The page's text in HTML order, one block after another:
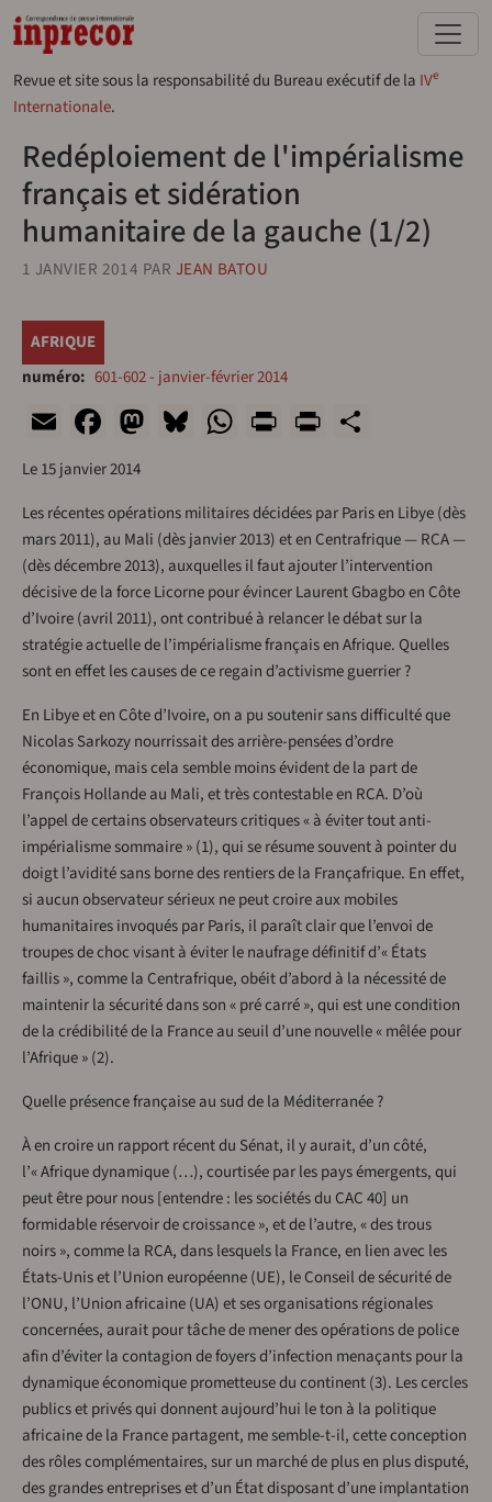
Aller au contenu principal
Revue et site sous la responsabilité du Bureau exécutif de la IVe
Internationale.
Redéploiement de l'impérialisme
français et sidération
humanitaire de la gauche (1/2)
1 JANVIER 2014 PAR JEAN BATOU
AFRIQUE
numéro
601-602 - janvier-février 2014
EmailFacebook
Mastodon
Bluesky
WhatsApp
Print
Le 15 janvier 2014
Les récentes opérations militaires décidées par Paris en Libye (dès
mars 2011), au Mali (dès janvier 2013) et en Centrafrique — RCA —
(dès décembre 2013), auxquelles il faut ajouter l’intervention
décisive de la force Licorne pour évincer Laurent Gbagbo en Côte
d’Ivoire (avril 2011), ont contribué à relancer le débat sur la
stratégie actuelle de l’impérialisme français en Afrique. Quelles
sont en effet les causes de ce regain d’activisme guerrier ?
En Libye et en Côte d’Ivoire, on a pu soutenir sans difficulté que
Nicolas Sarkozy nourrissait des arrière-pensées d’ordre
économique, mais cela semble moins évident de la part de
François Hollande au Mali, et très contestable en RCA. D’où
l’appel de certains observateurs critiques « à éviter tout anti-
impérialisme sommaire » (1), qui se résume souvent à pointer du
doigt l’avidité sans borne des rentiers de la Françafrique. En effet,
si aucun observateur sérieux ne peut croire aux mobiles
humanitaires invoqués par Paris, il paraît clair que l’envoi de
troupes de choc visant à éviter le naufrage définitif d’« États
faillis », comme la Centrafrique, obéit d’abord à la nécessité de
maintenir la sécurité dans son « pré carré », qui est une condition
de la crédibilité de la France au seuil d’une nouvelle « mêlée pour
l’Afrique » (2).
Quelle présence française au sud de la Méditerranée ?
À en croire un rapport récent du Sénat, il y aurait, d’un côté,
l’« Afrique dynamique (…), courtisée par les pays émergents, qui
peut être pour nous [entendre : les sociétés du CAC 40] un
formidable réservoir de croissance », et de l’autre, « des trous
noirs », comme la RCA, dans lesquels la France, en lien avec les
États-Unis et l’Union européenne (UE), le Conseil de sécurité de
l’ONU, l’Union africaine (UA) et ses organisations régionales
concernées, aurait pour tâche de mener des opérations de police
afin d’éviter la contagion de foyers d’infection menaçants pour la
dynamique économique prometteuse du continent (3). Les cercles
publics et privés qui donnent aujourd’hui le ton à la politique
africaine de la France partagent, me semble-t-il, cette conception
des rôles complémentaires, sur un marché de plus en plus disputé,
des grandes entreprises et d’un État disposant d’une implantation